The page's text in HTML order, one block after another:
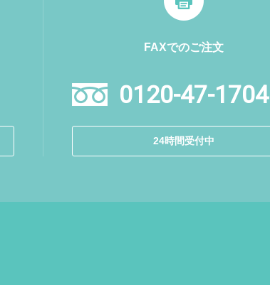
FAXでのご注文
0120-47-1704
24時間受付中